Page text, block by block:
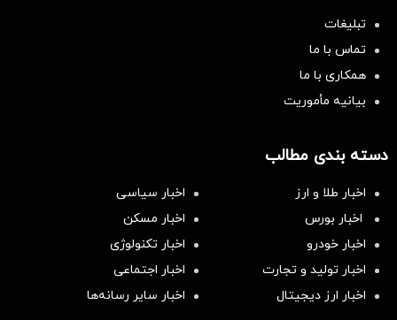
تبلیغات
تماس با ما
همکاری با ما
بیانیه مأموریت
دسته بندی مطالب
اخبار طلا و ارز
اخبار سیاسی
اخبار بورس
اخبار مسکن
اخبار خودرو
اخبار تکنولوژی
اخبار تولید و تجارت
اخبار اجتماعی
اخبار ارز دیجیتال
اخبار سایر رسانه‌‌ها